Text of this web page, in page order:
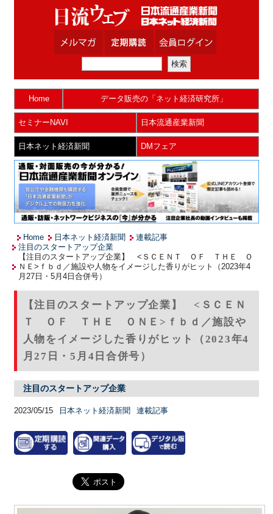
Home データ販売の「ネット経済研究所」
セミナーNAVI 日本流通産業新聞
日本ネット経済新聞 DMフェア
Home 日本ネット経済新聞
連載記事
注目のスタートアップ企業
【注目のスタートアップ企業】 <ＳＣＥＮＴ ＯＦ ＴＨＥ Ｏ
ＮＥ>ｆｂｄ／施設や人物をイメージした香りがヒット（2023年4
月27日・5月4日合併号）
【注目のスタートアップ企業】 <ＳＣＥＮ
Ｔ ＯＦ ＴＨＥ ＯＮＥ>ｆｂｄ／施設や
人物をイメージした香りがヒット（2023年4
月27日・5月4日合併号）
注目のスタートアップ企業
2023/05/15 日本ネット経済新聞 連載記事